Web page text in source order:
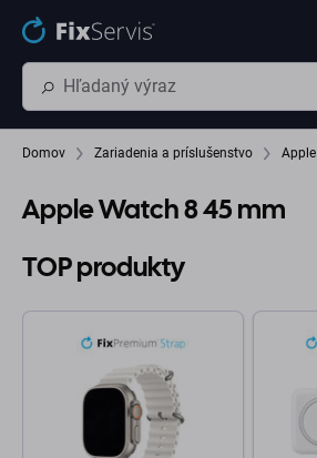
Preskočiť na hlavný obsah
Domov Zariadenia a príslušenstvo Apple
Apple Watch 8 45 mm
TOP produkty